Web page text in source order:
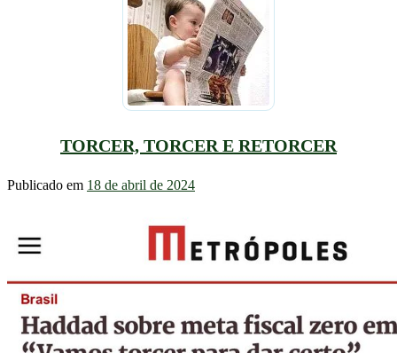
TORCER, TORCER E RETORCER
Publicado em 18 de abril de 2024